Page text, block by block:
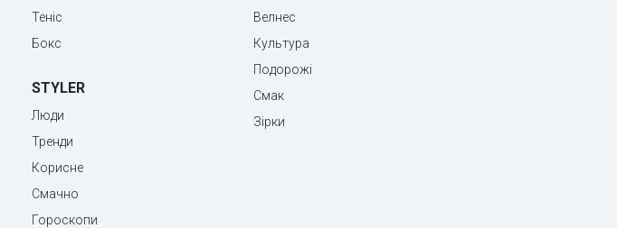
Теніс
Бокс
STYLER
Люди
Тренди
Корисне
Смачно
Гороскопи
Велнес
Культура
Подорожі
Смак
Зірки